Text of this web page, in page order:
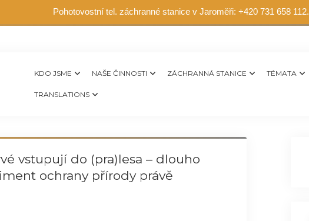
Pohotovostní tel. záchranné stanice v Jaroměři: +420 731 658 112.
KDO JSME NAŠE ČINNOSTI ZÁCHRANNÁ STANICE TÉMATA
TRANSLATIONS
vstupují do (pra)lesa – dlouho
ochrany přírody právě